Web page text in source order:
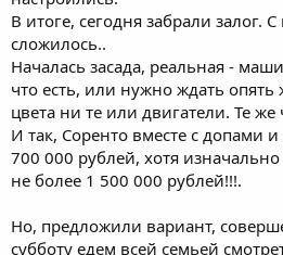
В итоге, сегодня забрали залог.
сложилось..
Началась засада, реальная -
что есть, или нужно ждать опять
цвета ни те или двигатели. Те
И так, Соренто вместе с допами
700 000 рублей, хотя
не более 1 500 000 рублей!!!.
Но, предложили вариант,
субботу едем всей семьей